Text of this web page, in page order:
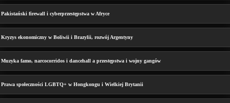
Pakistański firewall i cyberprzestępstwa w Afryce
Kryzys ekonomiczny w Boliwii i Brazylii, rozwój Argentyny
Muzyka famo, narcocorridos i dancehall a przestępstwa i wojny gangów
Prawa społeczności LGBTQ+ w Hongkongu i Wielkiej Brytanii